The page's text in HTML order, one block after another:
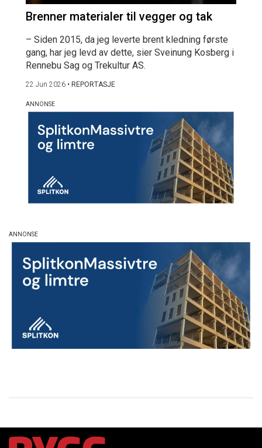
Brenner materialer til vegger og tak
– Siden 2015, da jeg leverte brent kledning første
gang, har jeg levd av dette, sier Sveinung Kosberg i
Rennebu Sag og Trekultur AS.
22 Jun 2026 • REPORTASJE